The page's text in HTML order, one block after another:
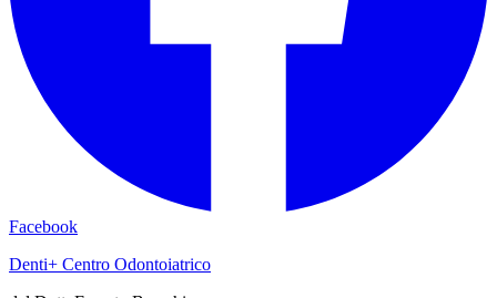
Facebook
Denti+ Centro Odontoiatrico